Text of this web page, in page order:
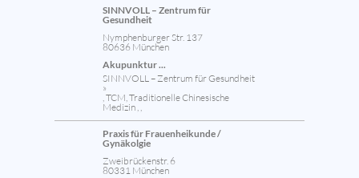
SINNVOLL – Zentrum für
Gesundheit
Nymphenburger Str. 137
80636 München
Akupunktur ...
SINNVOLL – Zentrum für Gesundheit
»
, TCM, Traditionelle Chinesische
Medizin , ,
Praxis für Frauenheikunde /
Gynäkolgie
Zweibrückenstr. 6
80331 München